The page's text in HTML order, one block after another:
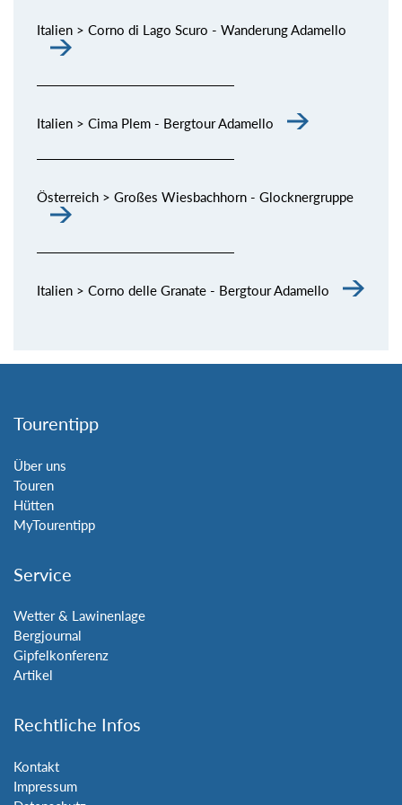
Italien > Corno di Lago Scuro - Wanderung Adamello
Italien > Cima Plem - Bergtour Adamello
Österreich > Großes Wiesbachhorn - Glocknergruppe
Italien > Corno delle Granate - Bergtour Adamello
Tourentipp
Über uns
Touren
Hütten
MyTourentipp
Service
Wetter & Lawinenlage
Bergjournal
Gipfelkonferenz
Artikel
Rechtliche Infos
Kontakt
Impressum